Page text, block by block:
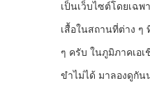
เป็นเว็บไซต์โดยเฉ
เสื้อในสถานที่ต่าง ๆ
ๆ ครับ ในภูมิภาคเอ
ขำไม่ได้ มาลองดูกัน